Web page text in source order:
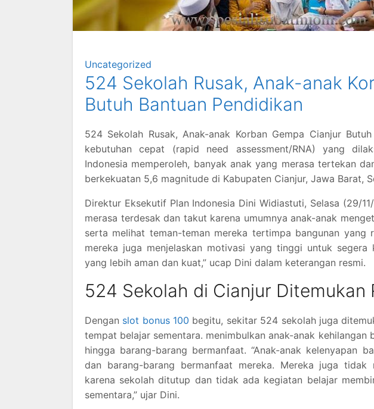
Uncategorized
524 Sekolah Rusak, Anak-anak
Butuh Bantuan Pendidikan
524 Sekolah Rusak, Anak-anak Korban Gempa Cianjur
kebutuhan cepat (rapid need assessment/RNA) yang
Indonesia memperoleh, banyak anak yang merasa tertekan
berkekuatan 5,6 magnitude di Kabupaten Cianjur, Jawa Barat,
Direktur Eksekutif Plan Indonesia Dini Widiastuti, Selasa (29/
merasa terdesak dan takut karena umumnya anak-anak
serta melihat teman-teman mereka tertimpa bangunan yang
mereka juga menjelaskan motivasi yang tinggi untuk segera
yang lebih aman dan kuat,” ucap Dini dalam keterangan resmi.
524 Sekolah di Cianjur Ditemukan
Dengan slot bonus 100 begitu, sekitar 524 sekolah juga
tempat belajar sementara. menimbulkan anak-anak kehilangan
hingga barang-barang bermanfaat. “Anak-anak kelenyapan
dan barang-barang bermanfaat mereka. Mereka juga tidak
karena sekolah ditutup dan tidak ada kegiatan belajar
sementara,” ujar Dini.